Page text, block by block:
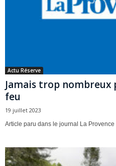
Actu Réserve
Jamais trop
feu
19 juillet 2023
Article paru dans le journal La